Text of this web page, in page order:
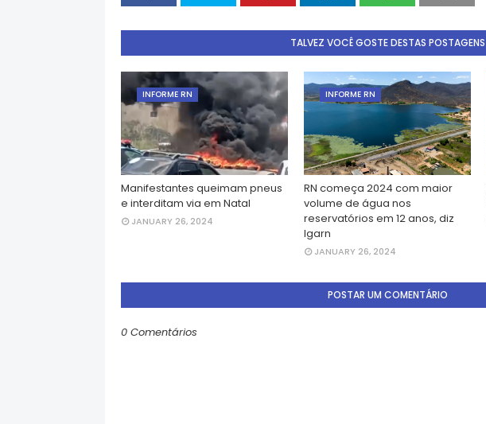
TALVEZ VOCÊ GOSTE DESTAS POSTAGENS
INFORME RN
Manifestantes queimam pneus
e interditam via em Natal
JANUARY 26, 2024
INFORME RN
RN começa 2024 com maior
volume de água nos
reservatórios em 12 anos, diz
Igarn
JANUARY 26, 2024
POSTAR UM COMENTÁRIO
0 Comentários